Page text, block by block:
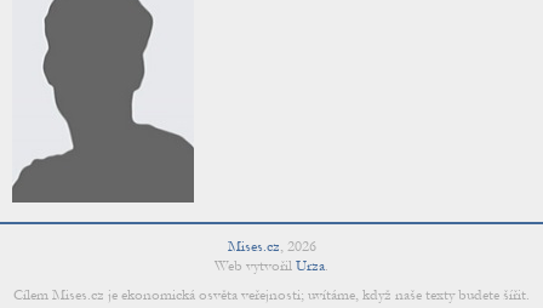
Mises.cz, 2026
Web vytvořil Urza.
Cílem Mises.cz je ekonomická osvěta veřejnosti; uvítáme, když naše texty budete šířit.